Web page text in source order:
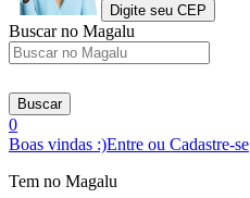
Digite seu CEP
Buscar no Magalu
Buscar
0
Boas vindas :)Entre ou Cadastre-se
Tem no Magalu